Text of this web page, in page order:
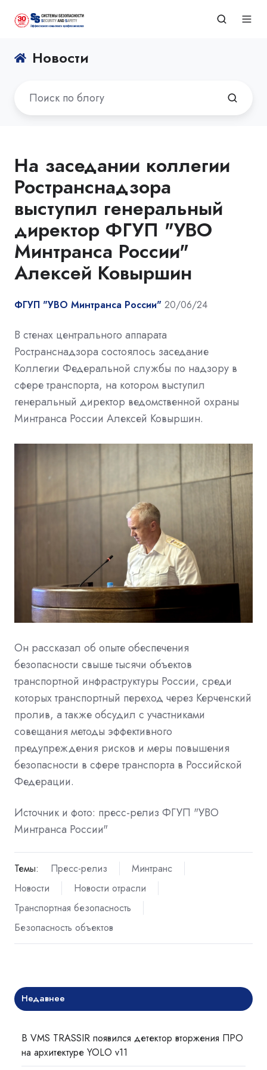
Новости
На заседании коллегии
Ространснадзора
выступил генеральный
директор ФГУП "УВО
Минтранса России"
Алексей Ковыршин
ФГУП "УВО Минтранса России" 20/06/24
В стенах центрального аппарата
Ространснадзора состоялось заседание
Коллегии Федеральной службы по надзору в
сфере транспорта, на котором выступил
генеральный директор ведомственной охраны
Минтранса России Алексей Ковыршин.
Он рассказал об опыте обеспечения
безопасности свыше тысячи объектов
транспортной инфраструктуры России, среди
которых транспортный переход через Керченский
пролив, а также обсудил с участниками
совещания методы эффективного
предупреждения рисков и меры повышения
безопасности в сфере транспорта в Российской
Федерации.
Источник и фото: пресс-релиз ФГУП "УВО
Минтранса России"
Темы: Пресс-релиз
Минтранс
Новости
Новости отрасли
Транспортная безопасность
Безопасность объектов
Недавнее
В VMS TRASSIR появился детектор вторжения ПРО
на архитектуре YOLO v11